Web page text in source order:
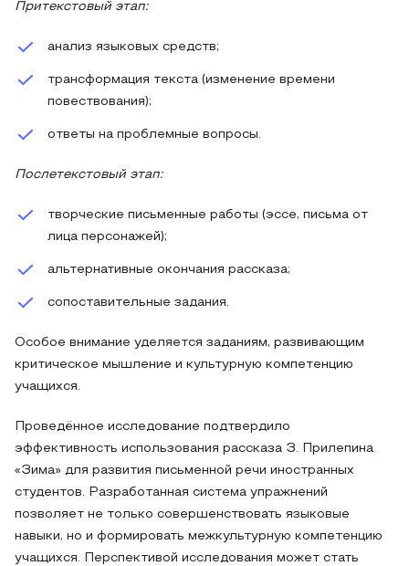
Притекстовый этап:
анализ языковых средств;
трансформация текста (изменение времени
повествования);
ответы на проблемные вопросы.
Послетекстовый этап:
творческие письменные работы (эссе, письма от
лица персонажей);
альтернативные окончания рассказа;
сопоставительные задания.
Особое внимание уделяется заданиям, развивающим
критическое мышление и культурную компетенцию
учащихся.
Проведённое исследование подтвердило
эффективность использования рассказа З. Прилепина
«Зима» для развития письменной речи иностранных
студентов. Разработанная система упражнений
позволяет не только совершенствовать языковые
навыки, но и формировать межкультурную компетенцию
учащихся. Перспективой исследования может стать